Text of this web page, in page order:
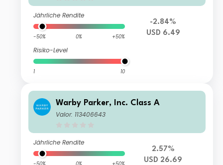
Jährliche Rendite
-50% 0% +50%
Risiko-Level
1 10
-2.84%
USD 6.49
Warby Parker, Inc. Class A
Valor: 113406643
Jährliche Rendite
2.57%
USD 26.69